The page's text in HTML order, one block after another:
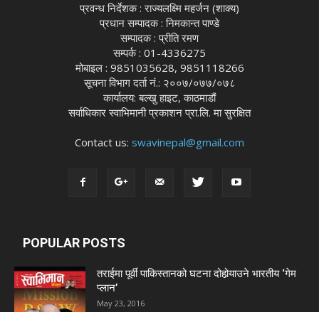
प्रवन्ध निर्देशक : राज्यलक्ष्मि महर्जन (शाक्य)
प्रधान सम्पादक : निमकान्त पाण्डे
सम्पादक : प्रीति रमण
सम्पर्क : 01-4336275
मोबाइल : 9851035628, 9851118266
सूचना विभाग दर्ता नं.: २००७/०७७/०७८
कार्यालय: बल्खु हाइट, काठमाडौं
सर्वाधिकार स्वाभिमानी प्रकाशन प्रा.लि. मा सुरक्षित
Contact us: swavinepal@gmail.com
POPULAR POSTS
तराईमा पूर्वी पाकिस्तानको घटना दोहोर्‍याउने भारतीय ‘गेम
प्लान’
May 23, 2016